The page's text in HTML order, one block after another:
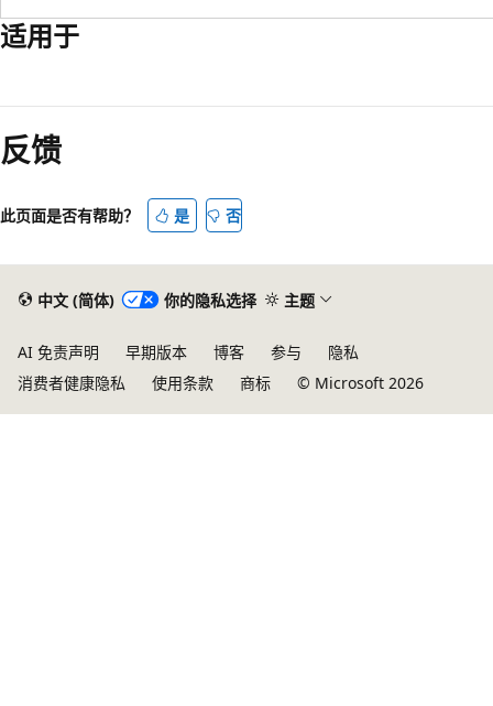
适用于
读
模
已
用
反馈
此页面是否有帮助？ 是 否
中文 (简体) 你的隐私选择 主题
AI 免责声明 早期版本 博客 参与
隐私
消费者健康隐私
使用条款 商标 © Microsoft 2026